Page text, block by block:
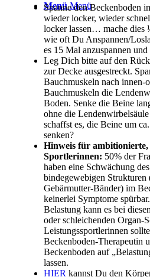
Menü Menü
Spanne den Beckenboden
wieder locker, wieder
locker lassen… mache dies
wie oft Du Anspannen/
es 15 Mal anzuspannen
Leg Dich bitte auf den
zur Decke ausgestreckt.
Bauchmuskeln nach innen-
Bauchmuskeln die
Boden. Senke die Beine
ohne die
schaffst es, die Beine um
senken?
Hinweis für ambitionierte,
Sportlerinnen: 50% der
haben eine Schwächung
bindegewebigen Strukturen
Gebärmutter-Bänder) im
keinerlei Symptome
Belastung kann es bei
oder schleichenden Organ-
Leistungssportlerinnen
Beckenboden-Therapeutin
Beckenboden auf
lassen.
HIER kannst Du den